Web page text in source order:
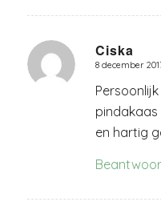
Ciska
zegt:
8 december
pindakaas
en hartig